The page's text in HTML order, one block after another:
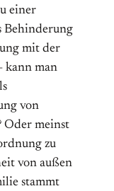
einer
Behinderung
mit der
kann man
von
Oder meinst
zu
von außen
stammt